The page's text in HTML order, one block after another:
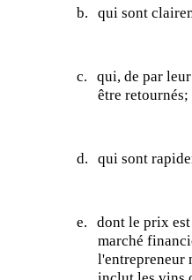
b. qui sont
c.
qui, de par
être retournés;
d. qui sont
e.
dont le prix
marché
l'entrepreneur